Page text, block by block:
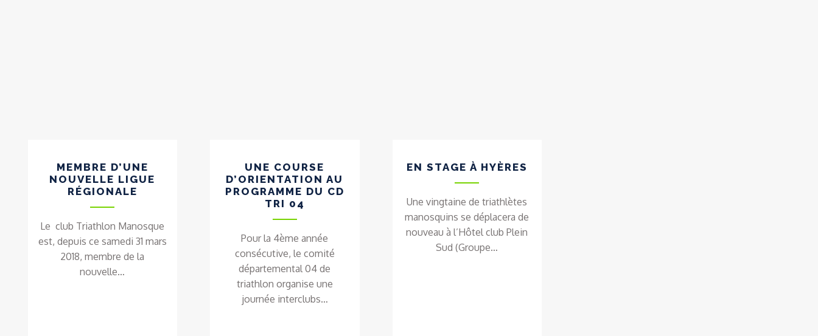
MEMBRE D’UNE
NOUVELLE LIGUE
RÉGIONALE
Le club Triathlon Manosque
est, depuis ce samedi 31 mars
2018, membre de la
nouvelle…
UNE COURSE
D’ORIENTATION AU
PROGRAMME DU CD
TRI 04
Pour la 4ème année
consécutive, le comité
départemental 04 de
triathlon organise une
journée interclubs…
EN STAGE À HYÈRES
Une vingtaine de triathlètes
manosquins se déplacera de
nouveau à l’Hôtel club Plein
Sud (Groupe…